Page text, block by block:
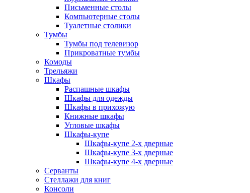
Письменные столы
Компьютерные столы
Туалетные столики
Тумбы
Тумбы под телевизор
Прикроватные тумбы
Комоды
Трельяжи
Шкафы
Распашные шкафы
Шкафы для одежды
Шкафы в прихожую
Книжные шкафы
Угловые шкафы
Шкафы-купе
Шкафы-купе 2-x дверные
Шкафы-купе 3-х дверные
Шкафы-купе 4-х дверные
Серванты
Стеллажи для книг
Консоли